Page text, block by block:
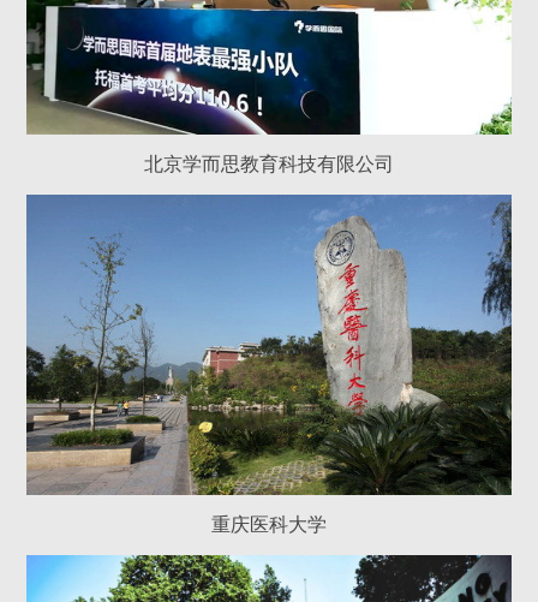
北京学而思教育科技有限公司
重庆医科大学